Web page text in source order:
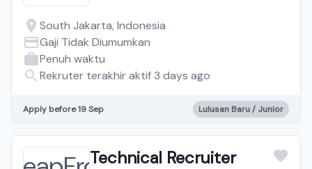
South Jakarta, Indonesia
Gaji Tidak Diumumkan
Penuh waktu
Rekruter terakhir aktif 3 days ago
Apply before 19 Sep Lulusan Baru / Junior
Technical Recruiter